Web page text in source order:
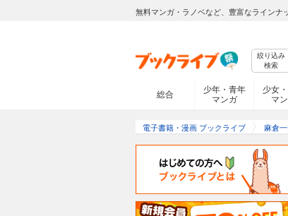
無料マンガ・ラノベなど、豊富なラインナ
絞り込み
検索
総合
少年・青年
マンガ
少女
マ
電子書籍・漫画 ブックライブ 麻倉